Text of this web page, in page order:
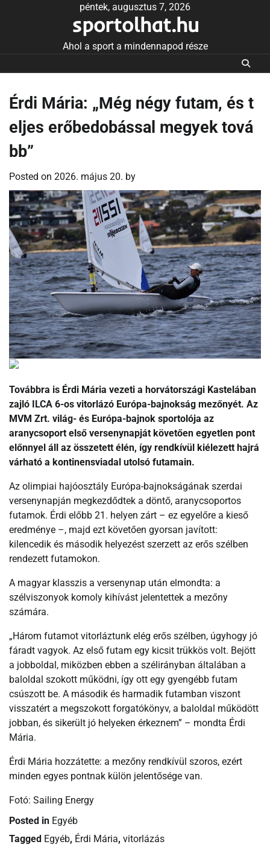
péntek, augusztus 7, 2026
sportolhat.hu
Ahol a sport a mindennapod része
Érdi Mária: „Még négy futam, és t
eljes erőbedobással megyek tová
bb”
Posted on 2026. május 20. by
Továbbra is Érdi Mária vezeti a horvátországi Kastelában
zajló ILCA 6-os vitorlázó Európa-bajnokság mezőnyét. Az
MVM Zrt. világ- és Európa-bajnok sportolója az
aranycsoport első versenynapját követően egyetlen pont
előnnyel áll az összetett élén, így rendkívül kiélezett hajrá
várható a kontinensviadal utolsó futamain.
Az olimpiai hajóosztály Európa-bajnokságának szerdai
versenynapján megkezdődtek a döntő, aranycsoportos
futamok. Érdi előbb 21. helyen zárt – ez egyelőre a kieső
eredménye –, majd ezt követően gyorsan javított:
kilencedik és második helyezést szerzett az erős szélben
rendezett futamokon.
A magyar klasszis a versenynap után elmondta: a
szélviszonyok komoly kihívást jelentettek a mezőny
számára.
„Három futamot vitorláztunk elég erős szélben, úgyhogy jó
fáradt vagyok. Az első futam egy kicsit trükkös volt. Bejött
a jobboldal, miközben ebben a szélirányban általában a
baloldal szokott működni, így ott egy gyengébb futam
csúszott be. A második és harmadik futamban viszont
visszatért a megszokott forgatókönyv, a baloldal működött
jobban, és sikerült jó helyeken érkeznem” – mondta Érdi
Mária.
Érdi Mária hozzátette: a mezőny rendkívül szoros, ezért
minden egyes pontnak külön jelentősége van.
Fotó: Sailing Energy
Posted in Egyéb
Tagged Egyéb, Érdi Mária, vitorlázás